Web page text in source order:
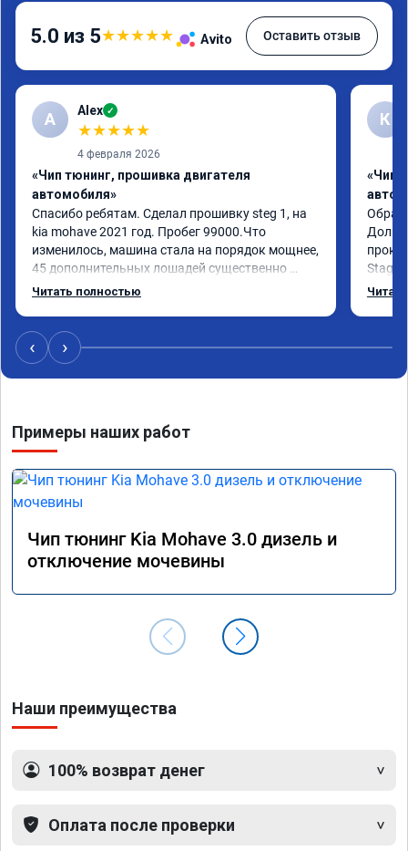
5.0 из 5★★★★★ Avito Оставить отзыв
A Alex ✓
★★★★★
4 февраля 2026
«Чип тюнинг, прошивка двигателя
автомобиля»
Спасибо ребятам. Сделал прошивку steg 1, на
kia mohave 2021 год. Пробег 99000.Что
изменилось, машина стала на порядок мощнее,
45 дополнительных лошадей существенно
чувствуется и соответственно крутящего
12-12.5. Коробка перестала подпинывать при
наборе скорости. Педаль газа более
отзывчевее. В целом, я очень доволен.!
Читать полностью
К
«Чип
Долго
Stage
с
‹ ›
Примеры наших работ
Чип тюнинг Kia Mohave 3.0 дизель и
отключение мочевины
Наши преимущества
100% возврат денег
Оплата после проверки